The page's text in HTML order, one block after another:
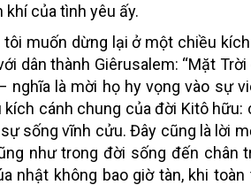
khí của tình yêu ấy.
tôi muốn dừng lại ở một chiều
dân thành Giêrusalem: “Mặt
nghĩa là mời họ hy vọng vào sự
cánh chung của đời Kitô
sống vĩnh cửu. Đây cũng là lời
như trong đời sống đến chân
nhật không bao giờ tàn, khi